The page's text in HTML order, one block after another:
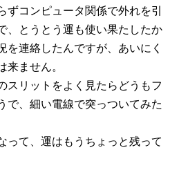
ずコンピュータ関係で外れを引
、とうとう運も使い果たしたか
を連絡したんですが、あいにく
来ません。
スリットをよく見たらどうもフ
で、細い電線で突っついてみた
って、運はもうちょっと残って